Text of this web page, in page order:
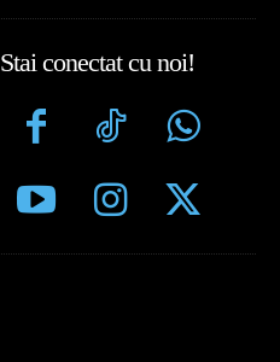
Stai conectat cu noi!